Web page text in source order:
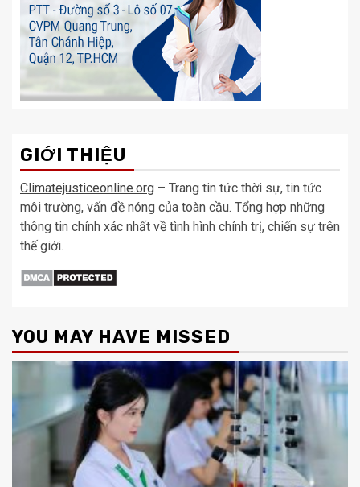
GIỚI THIỆU
Climatejusticeonline.org – Trang tin tức thời sự, tin tức
môi trường, vấn đề nóng của toàn cầu. Tổng hợp những
thông tin chính xác nhất về tình hình chính trị, chiến sự trên
thế giới.
YOU MAY HAVE MISSED